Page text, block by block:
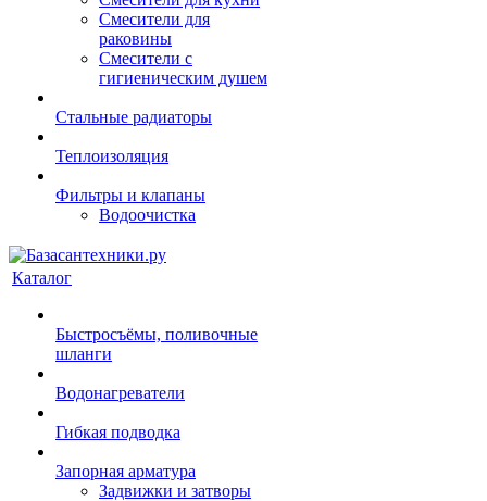
Смесители для
раковины
Смесители с
гигиеническим душем
Стальные радиаторы
Теплоизоляция
Фильтры и клапаны
Водоочистка
Каталог
Быстросъёмы, поливочные
шланги
Водонагреватели
Гибкая подводка
Запорная арматура
Задвижки и затворы